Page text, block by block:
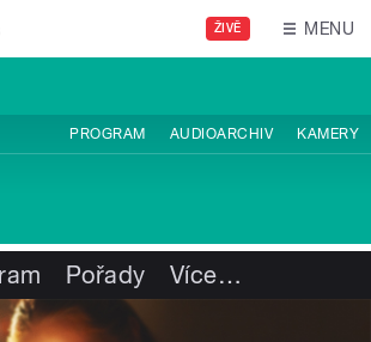
ŽIVĚ MENU
PROGRAM AUDIOARCHIV KAMERY
Pořady Více…